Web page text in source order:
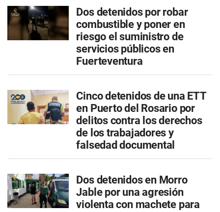
Dos detenidos por robar
combustible y poner en
riesgo el suministro de
servicios públicos en
Fuerteventura
Cinco detenidos de una ETT
en Puerto del Rosario por
delitos contra los derechos
de los trabajadores y
falsedad documental
Dos detenidos en Morro
Jable por una agresión
violenta con machete para